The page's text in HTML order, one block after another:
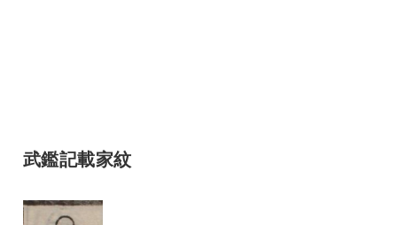
武鑑記載家紋